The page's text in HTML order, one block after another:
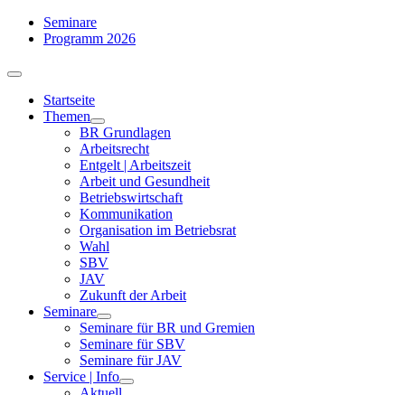
Zum
Inhalt
Seminare
Programm 2026
Toggle
NavigationStartseite
Themen
BR Grundlagen
Arbeits­recht
Entgelt | Arbeitszeit
Arbeit und Gesundheit
Betriebswirtschaft
Kommuni­kation
Organisation im Betriebsrat
Wahl
SBV
JAV
Zukunft der Arbeit
Seminare
Seminare für BR und Gremien
Seminare für SBV
Seminare für JAV
Service | Info